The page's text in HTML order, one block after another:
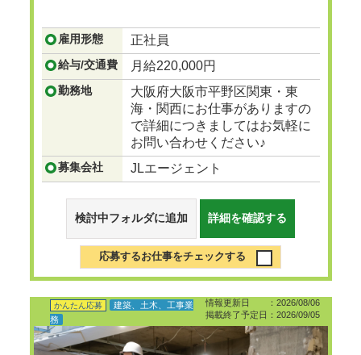
...つづきを見る
雇用形態 正社員
給与/交通費 月給220,000円
勤務地
大阪府大阪市平野区関東・東
海・関西にお仕事がありますの
で詳細につきましてはお気軽に
お問い合わせください♪
募集会社 JLエージェント
検討中フォルダに追加 詳細を確認する
応募するお仕事をチェックする
情報更新日 ：2026/08/06
掲載終了予定日：2026/09/05
かんたん応募
建築、土木、工事業
務